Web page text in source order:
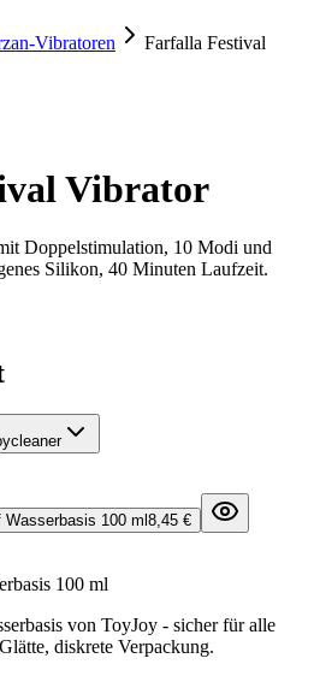
Vibratoren
Farfalla Festival
Vibrator
Doppelstimulation, 10 Modi und
Silikon, 40 Minuten Laufzeit.
100 ml 8,45 €
100 ml
von ToyJoy - sicher für alle
diskrete Verpackung.